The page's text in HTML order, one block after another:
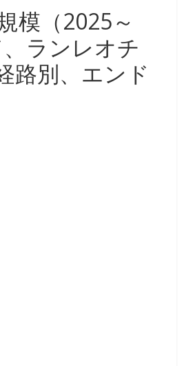
模（2025～
ランレオチ
路別、エンド